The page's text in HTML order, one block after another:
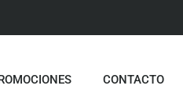
CONTACTO